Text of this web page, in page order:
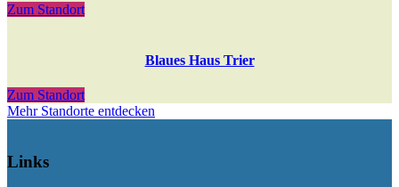
Zum Standort
Blaues Haus Trier
Zum Standort
Mehr Standorte entdecken
Links